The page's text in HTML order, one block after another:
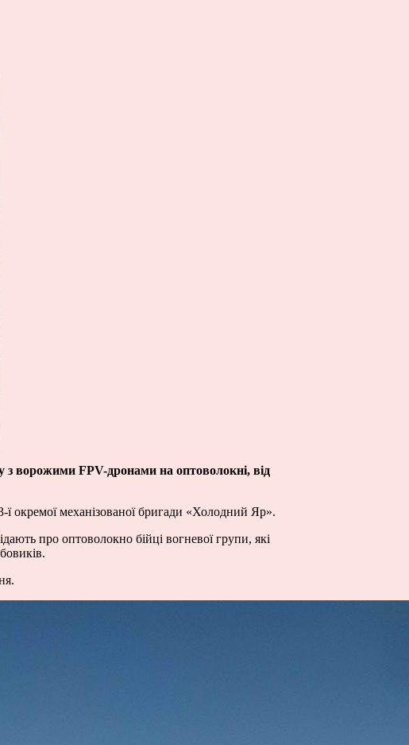
з ворожими FPV-дронами на оптоволокні, від
ї окремої механізованої бригади «Холодний Яр».
про оптоволокно бійці вогневої групи, які